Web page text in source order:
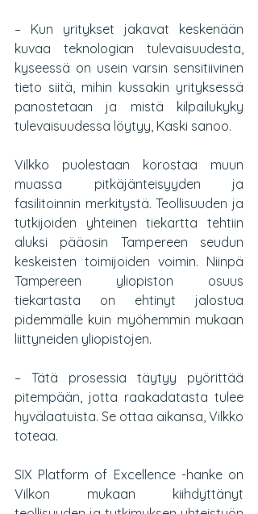
– Kun yritykset jakavat keskenään
kuvaa teknologian tulevaisuudesta,
kyseessä on usein varsin sensitiivinen
tieto siitä, mihin kussakin yrityksessä
panostetaan ja mistä kilpailukyky
tulevaisuudessa löytyy, Kaski sanoo.
Vilkko puolestaan korostaa muun
muassa pitkäjänteisyyden ja
fasilitoinnin merkitystä. Teollisuuden ja
tutkijoiden yhteinen tiekartta tehtiin
aluksi pääosin Tampereen seudun
keskeisten toimijoiden voimin. Niinpä
Tampereen yliopiston osuus
tiekartasta on ehtinyt jalostua
pidemmälle kuin myöhemmin mukaan
liittyneiden yliopistojen.
– Tätä prosessia täytyy pyörittää
pitempään, jotta raakadatasta tulee
hyvälaatuista. Se ottaa aikansa, Vilkko
toteaa.
SIX Platform of Excellence -hanke on
Vilkon mukaan kiihdyttänyt